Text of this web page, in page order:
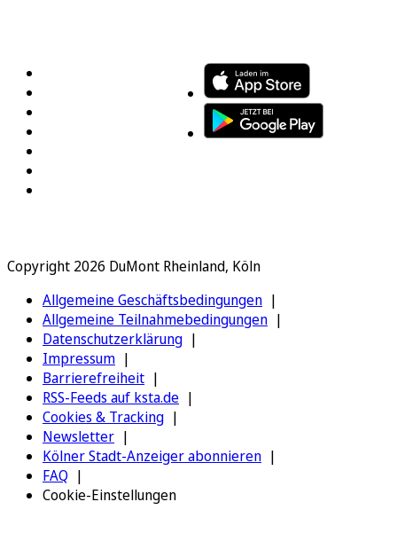
Copyright 2026 DuMont Rheinland, Köln
Allgemeine Geschäftsbedingungen
Allgemeine Teilnahmebedingungen
Datenschutzerklärung
Impressum
Barrierefreiheit
RSS-Feeds auf ksta.de
Cookies & Tracking
Newsletter
Kölner Stadt-Anzeiger abonnieren
FAQ
Cookie-Einstellungen